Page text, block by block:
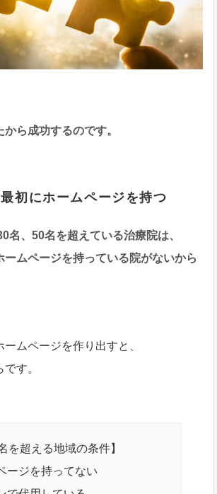
ら成功するのです。
初にホームページを持つ
名、50名を超えている治療院は、
ームページを持っている院がないから
ムページを作り出すと、
す。
を超える地域の条件】
ージを持ってない